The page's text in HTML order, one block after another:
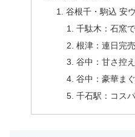
谷根千・駒込 安
千駄木：石窯
根津：連日完
谷中：甘さ控
谷中：豪華ま
千石駅：コス